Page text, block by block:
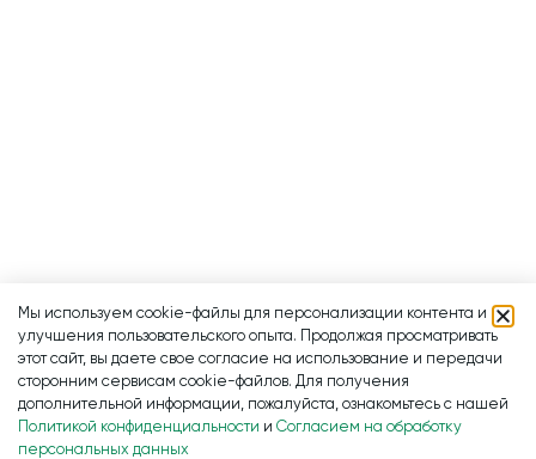
Мы используем cookie-файлы для персонализации контента и
улучшения пользовательского опыта. Продолжая просматривать
этот сайт, вы даете свое согласие на использование и передачи
сторонним сервисам cookie-файлов. Для получения
дополнительной информации, пожалуйста, ознакомьтесь с нашей
Политикой конфиденциальности и Согласием на обработку
персональных данных